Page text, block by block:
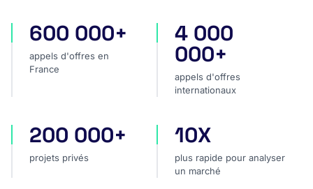
appels d'offres en France
600 000+
appels d'offres en
France
appels d'offres
4 000
000+
appels d'offres
internationaux
projets privés
200 000+
projets privés
plus rapide pour analyser
10X
plus rapide pour analyser
un marché